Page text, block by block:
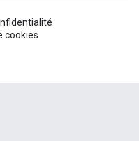
cookies